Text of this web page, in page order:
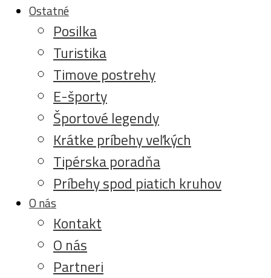
Ostatné
Posilka
Turistika
Timove postrehy
E-športy
Športové legendy
Krátke príbehy veľkých
Tipérska poradňa
Príbehy spod piatich kruhov
O nás
Kontakt
O nás
Partneri